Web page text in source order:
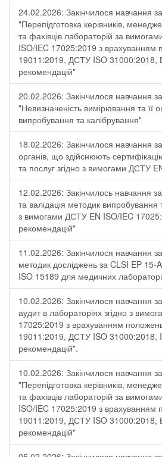
24.02.2026: Закінчилося навчання
"Перепідготовка керівників,
та фахівців лабораторій за
ISO/IEC 17025:2019 з
19011:2019, ДСТУ ISO 31000:2018,
рекомендацій"
20.02.2026: Закінчилося навчання
"Невизначеність вимірювання та її
випробування та калібрування"
18.02.2026: Закінчилося навчання
органів, що здійснюють
та послуг згідно з вимогами ДСТУ
12.02.2026: Закінчилось навчання
та валідація методик випробування
з вимогами ДСТУ EN ISO/IEC
рекомендацій"
11.02.2026: Закінчилося навчання
методик досліджень за CLSI EP 15-
ISO 15189 для медичних
10.02.2026: Закінчилося навчання
аудит в лабораторіях згідно з
17025:2019 з врахуванням
19011:2019, ДСТУ ISO 31000:2018,
рекомендацій".
10.02.2026: Закінчилося навчання
"Перепідготовка керівників,
та фахівців лабораторій за
ISO/IEC 17025:2019 з
19011:2019, ДСТУ ISO 31000:2018,
рекомендацій"